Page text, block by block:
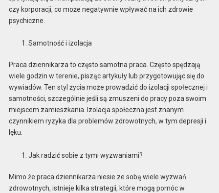
czy korporacji, co może negatywnie wpływać na ich zdrowie
psychiczne.
Samotność i izolacja
Praca dziennikarza to często samotna praca. Często spędzają
wiele godzin w terenie, pisząc artykuły lub przygotowując się do
wywiadów. Ten styl życia może prowadzić do izolacji społecznej i
samotności, szczególnie jeśli są zmuszeni do pracy poza swoim
miejscem zamieszkania. Izolacja społeczna jest znanym
czynnikiem ryzyka dla problemów zdrowotnych, w tym depresji i
lęku.
Jak radzić sobie z tymi wyzwaniami?
Mimo że praca dziennikarza niesie ze sobą wiele wyzwań
zdrowotnych, istnieje kilka strategii, które mogą pomóc w